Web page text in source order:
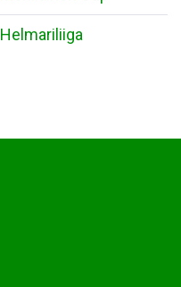
Helmariliiga